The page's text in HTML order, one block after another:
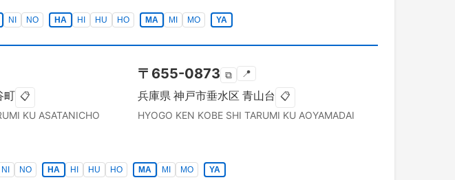
NI NO HA HI HU HO MA MI MO YA
町 📋
KU ASATANICHO
〒 655-0873 ⧉ 📍
兵庫県 神戸市垂水区 青山台 📋
HYOGO KEN KOBE SHI TARUMI KU AOYAMADAI
NI NO HA HI HU HO MA MI MO YA